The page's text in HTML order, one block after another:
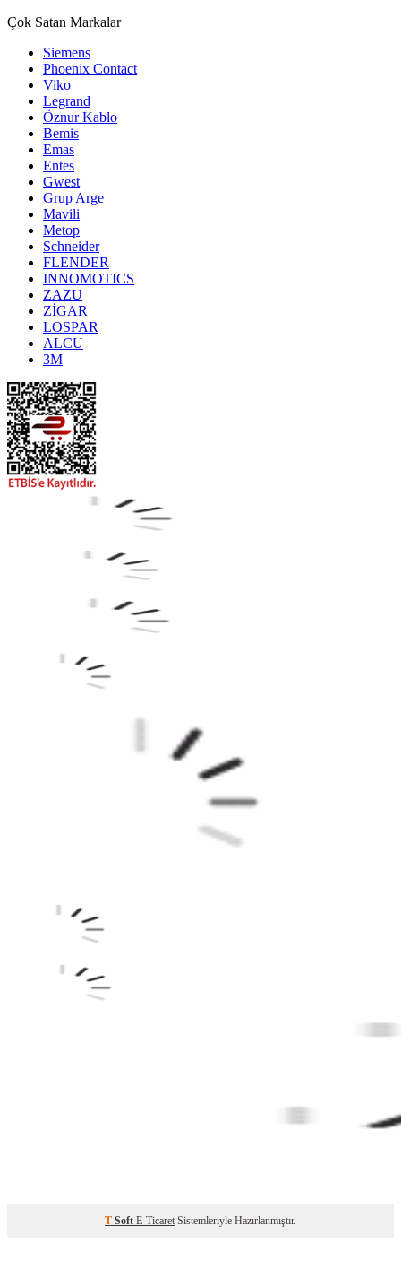
Çok Satan Markalar
Siemens
Phoenix Contact
Viko
Legrand
Öznur Kablo
Bemis
Emas
Entes
Gwest
Grup Arge
Mavili
Metop
Schneider
FLENDER
INNOMOTICS
ZAZU
ZİGAR
LOSPAR
ALCU
3M
T-Soft E-Ticaret Sistemleriyle Hazırlanmıştır.